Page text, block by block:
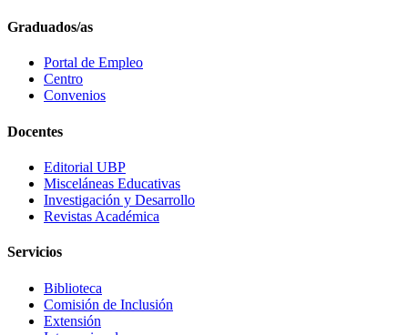
Graduados/as
Portal de Empleo
Centro
Convenios
Docentes
Editorial UBP
Misceláneas Educativas
Investigación y Desarrollo
Revistas Académica
Servicios
Biblioteca
Comisión de Inclusión
Extensión